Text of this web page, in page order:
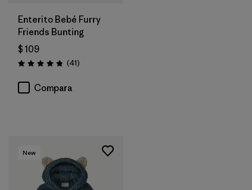
Enterito Bebé Furry
Friends Bunting
$ 109
Valoración: 4.8 / 5
(41Comentarios
)
Compara
New